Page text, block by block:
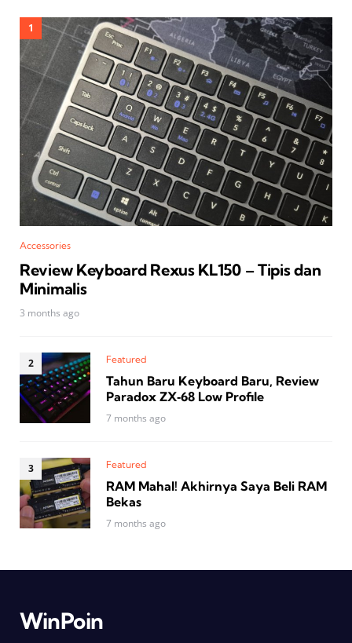
Accessories
Review Keyboard Rexus KL150 – Tipis dan
Minimalis
3 months ago
Featured
Tahun Baru Keyboard Baru, Review
Paradox ZX‑68 Low Profile
7 months ago
Featured
RAM Mahal! Akhirnya Saya Beli RAM
Bekas
7 months ago
WinPoin